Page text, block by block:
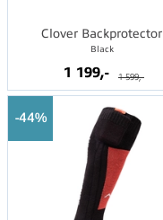
Clover Backprotector
Black
1 199,- 1 599,-
44%